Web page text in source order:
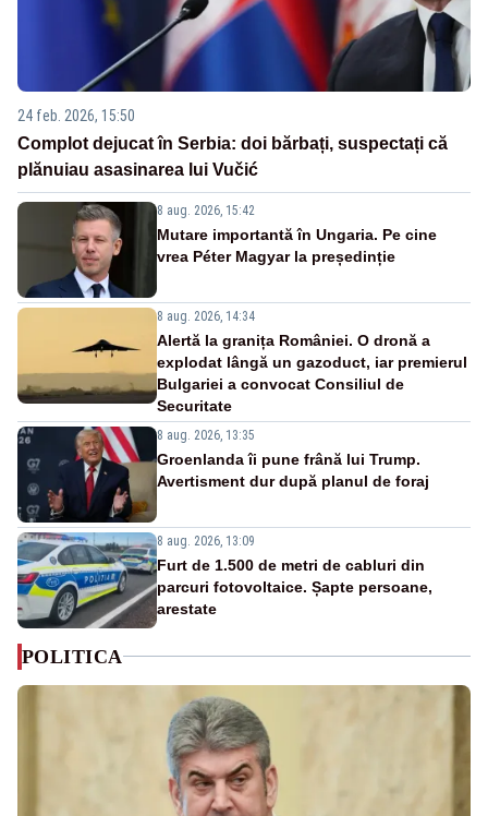
24 feb. 2026, 15:50
Complot dejucat în Serbia: doi bărbați, suspectați că
plănuiau asasinarea lui Vučić
8 aug. 2026, 15:42
Mutare importantă în Ungaria. Pe cine
vrea Péter Magyar la președinție
8 aug. 2026, 14:34
Alertă la granița României. O dronă a
explodat lângă un gazoduct, iar premierul
Bulgariei a convocat Consiliul de
Securitate
8 aug. 2026, 13:35
Groenlanda îi pune frână lui Trump.
Avertisment dur după planul de foraj
8 aug. 2026, 13:09
Furt de 1.500 de metri de cabluri din
parcuri fotovoltaice. Șapte persoane,
arestate
POLITICA